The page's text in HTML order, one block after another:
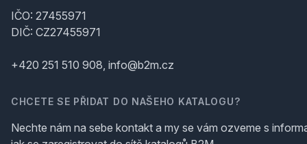
IČO: 27455971
DIČ: CZ27455971
+420 251 510 908, info@b2m.cz
CHCETE SE PŘIDAT DO NAŠEHO KATALOGU?
Nechte nám na sebe kontakt a my se vám ozveme s